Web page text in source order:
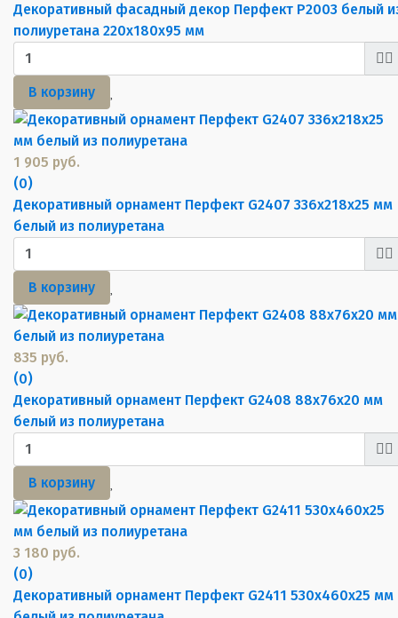
Декоративный фасадный декор Перфект P2003 белый
полиуретана 220х180х95 мм
В корзину
1 905 руб.
(0)
Декоративный орнамент Перфект G2407 336х218х25 мм
белый из полиуретана
В корзину
835 руб.
(0)
Декоративный орнамент Перфект G2408 88х76х20 мм
белый из полиуретана
В корзину
3 180 руб.
(0)
Декоративный орнамент Перфект G2411 530х460х25 мм